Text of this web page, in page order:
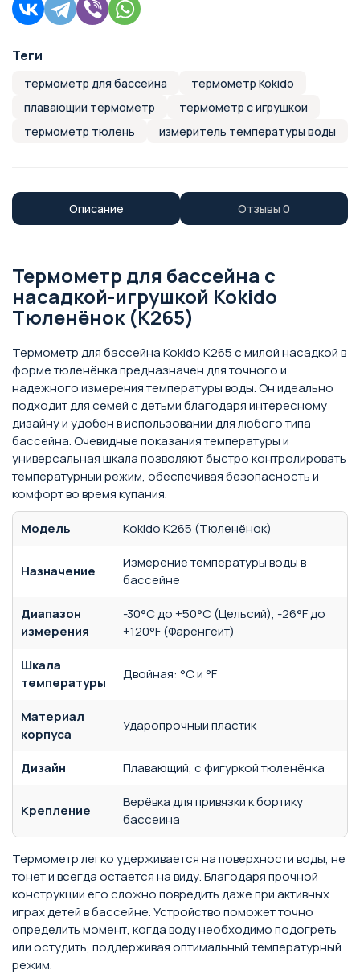
Теги
термометр для бассейна
термометр Kokido
плавающий термометр
термометр с игрушкой
термометр тюлень
измеритель температуры воды
Описание Отзывы 0
Термометр для бассейна с
насадкой-игрушкой Kokido
Тюленёнок (K265)
Термометр для бассейна Kokido K265 с милой насадкой в
форме тюленёнка предназначен для точного и
надежного измерения температуры воды. Он идеально
подходит для семей с детьми благодаря интересному
дизайну и удобен в использовании для любого типа
бассейна. Очевидные показания температуры и
универсальная шкала позволяют быстро контролировать
температурный режим, обеспечивая безопасность и
комфорт во время купания.
Модель Kokido K265 (Тюленёнок)
Назначение
Измерение температуры воды в
бассейне
Диапазон
измерения
-30°С до +50°С (Цельсий), -26°F до
+120°F (Фаренгейт)
Шкала
температуры
Двойная: °С и °F
Материал
корпуса
Ударопрочный пластик
Дизайн Плавающий, с фигуркой тюленёнка
Крепление
Верёвка для привязки к бортику
бассейна
Термометр легко удерживается на поверхности воды, не
тонет и всегда остается на виду. Благодаря прочной
конструкции его сложно повредить даже при активных
играх детей в бассейне. Устройство поможет точно
определить момент, когда воду необходимо подогреть
или остудить, поддерживая оптимальный температурный
режим.